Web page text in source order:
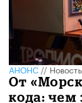
АНОНС//Новость
От
кода: чем